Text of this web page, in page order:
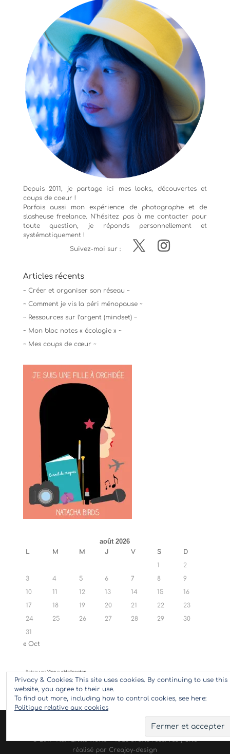
Depuis 2011, je partage ici mes looks, découvertes et
coups de coeur !
Parfois aussi mon expérience de photographeet de
slasheuse freelance. N'hésitez pas à me contacter pour
toute question, je réponds personnellement et
systématiquement !
Suivez-moi sur :
Articles récents
~ Créer et organiser son réseau ~
~ Comment je vis la péri ménopause ~
~ Ressources sur l’argent (mindset) ~
~ Mon bloc notes « écologie » ~
~ Mes coups de cœur ~
août 2026
L M M J V S
D
1
2
3
4 5 6 7 8
9
10
11 12 13 14 15
16
17
18 19 20 21 22
23
24
25 26 27 28 29
30
31
« Oct
RetrouvezYlansurHellocoton
Privacy & Cookies: This site uses cookies. By continuing to use this
website, you agree to their use.
To find out more, including how to control cookies, see here:
Politique relative aux cookies
© 2017 Ylan Little World - Tous droits réservés | Site
réalisé par Creajoy-design